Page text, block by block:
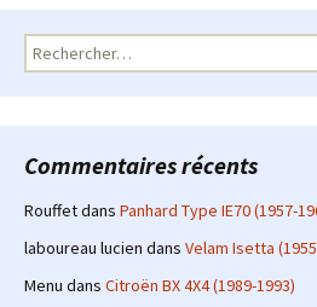
Rechercher :
Commentaires récents
Rouffetdans Panhard Type IE70 (1957-
laboureau lucien dans Velam Isetta
Menu dans Citroën BX 4X4 (1989-1993)